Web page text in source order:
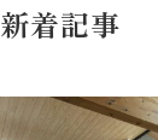
新着記事